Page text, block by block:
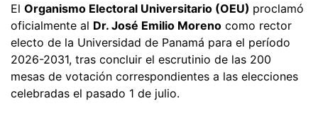
El Organismo Electoral Universitario (OEU) proclamó
oficialmente al Dr. José Emilio Moreno como rector
electo de la Universidad de Panamá para el período
2026-2031, tras concluir el escrutinio de las 200
mesas de votación correspondientes a las elecciones
celebradas el pasado 1 de julio.